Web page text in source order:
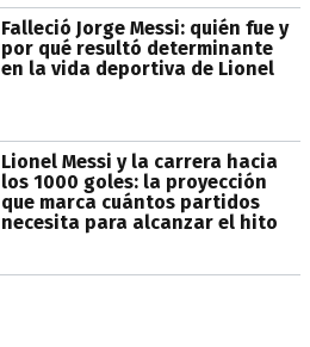
Falleció Jorge Messi: quién fue y
por qué resultó determinante
en la vida deportiva de Lionel
Lionel Messi y la carrera hacia
los 1000 goles: la proyección
que marca cuántos partidos
necesita para alcanzar el hito